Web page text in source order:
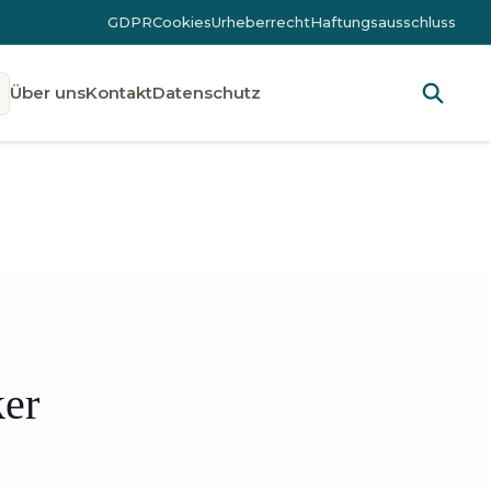
GDPRCookiesUrheberrechtHaftungsausschluss
Über unsKontaktDatenschutz